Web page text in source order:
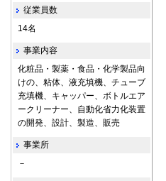
従業員数
14名
事業内容
化粧品・製薬・食品・化学製品向
けの、粘体、液充填機、チューブ
充填機、キャッパー、ボトルエア
ークリーナー、自動化省力化装置
の開発、設計、製造、販売
事業所
－